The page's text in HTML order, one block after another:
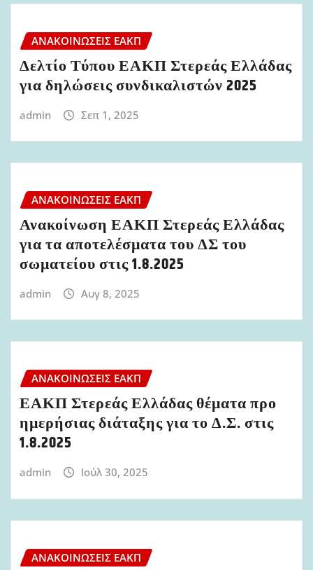
ΑΝΑΚΟΙΝΏΣΕΙΣ ΕΑΚΠ
Δελτίο Τύπου ΕΑΚΠ Στερεάς Ελλάδας
για δηλώσεις συνδικαλιστών 2025
admin Σεπ 1, 2025
ΑΝΑΚΟΙΝΏΣΕΙΣ ΕΑΚΠ
Ανακοίνωση ΕΑΚΠ Στερεάς Ελλάδας
για τα αποτελέσματα του ΔΣ του
σωματείου στις 1.8.2025
admin Αυγ 8, 2025
ΑΝΑΚΟΙΝΏΣΕΙΣ ΕΑΚΠ
ΕΑΚΠ Στερεάς Ελλάδας θέματα προ
ημερήσιας διάταξης για το Δ.Σ. στις
1.8.2025
admin Ιούλ 30, 2025
ΑΝΑΚΟΙΝΏΣΕΙΣ ΕΑΚΠ